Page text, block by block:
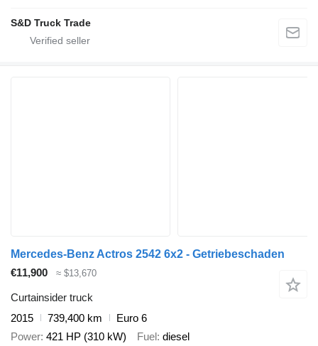
S&D Truck Trade
Mercedes-Benz Actros 2542 6x2 - Getriebeschaden
€11,900
≈ $13,670
Curtainsider truck
2015
739,400 km
Euro 6
Power 421 HP (310 kW) Fuel diesel